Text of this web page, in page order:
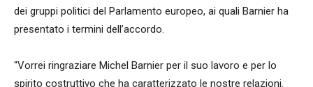
dei gruppi politici del Parlamento europeo, ai quali Barnier ha
presentato i termini dell’accordo.
“Vorrei ringraziare Michel Barnier per il suo lavoro e per lo
spirito costruttivo che ha caratterizzato le nostre relazioni.